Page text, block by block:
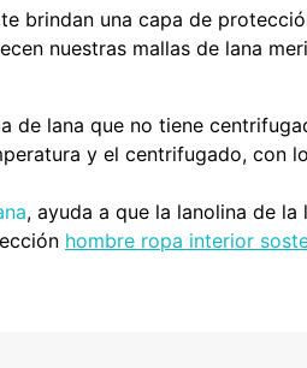
brindan una capa de
nuestras mallas de lana
de lana que no tiene
y el centrifugado, con
, ayuda a que la lanolina de
hombre ropa interior